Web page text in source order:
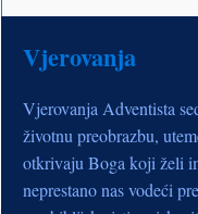
Vjerovanja
Vjerovanja Adventista
životnu preobrazbu,
otkrivaju Boga koji želi
neprestano nas vodeći